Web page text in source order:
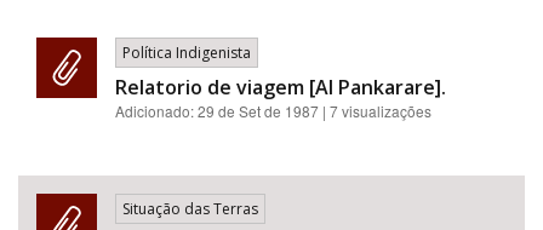
Política Indigenista
Relatorio de viagem [AI Pankarare].
Adicionado:29 de Set de 1987 | 7 visualizações
Situação das Terras